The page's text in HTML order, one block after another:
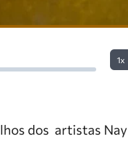
1x
dos artistas Nay